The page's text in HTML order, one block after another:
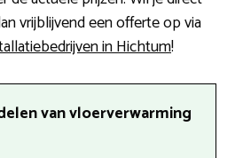
vrijblijvend een offerte op via
in Hichtum!
van vloerverwarming